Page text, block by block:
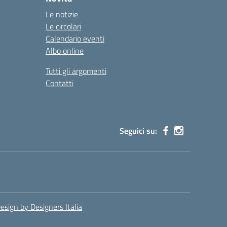
Le notizie
Le circolari
Calendario eventi
Albo online
Tutti gli argomenti
Contatti
Seguici su:
by Designers Italia